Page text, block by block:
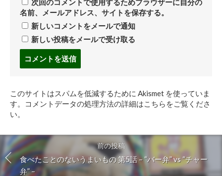
次回のコメントで使用するためブラウザーに自分の
名前、メールアドレス、サイトを保存する。
新しいコメントをメールで通知
新しい投稿をメールで受け取る
す
る
このサイトはスパムを低減するために Akismet を使っていま
す。
コメントデータの処理方法の詳細はこちらをご覧くださ
い。
前の投稿
食べたことのないうまいもの 第5話 – “バー弁” vs “チャー
弁” –